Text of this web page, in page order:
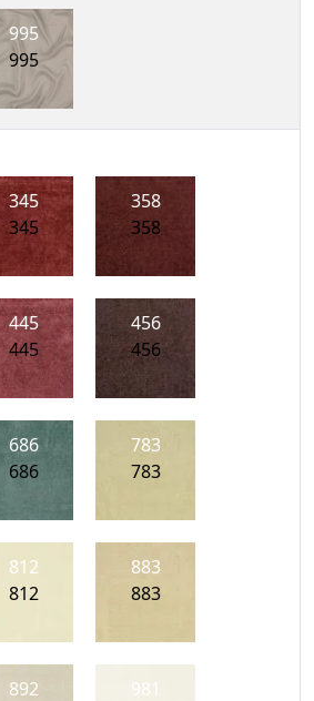
995
995
345
345
358
358
445
445
456
456
686
686
783
783
812
812
883
883
892
981